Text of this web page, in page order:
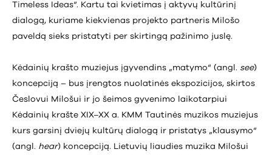
Timeless Ideas“. Kartu tai kvietimas į aktyvų kultūrinį
dialogą, kuriame kiekvienas projekto partneris Milošo
paveldą sieks pristatyti per skirtingą pažinimo juslę.
Kėdainių krašto muziejus įgyvendins „matymo“ (angl. see)
koncepciją – bus įrengtos nuolatinės ekspozicijos, skirtos
Česlovui Milošui ir jo šeimos gyvenimo laikotarpiui
Kėdainių krašte XIX–XX a. KMM Tautinės muzikos muziejus
kurs garsinį dviejų kultūrų dialogą ir pristatys „klausymo“
(angl. hear) koncepciją. Lietuvių liaudies muzika Milošui